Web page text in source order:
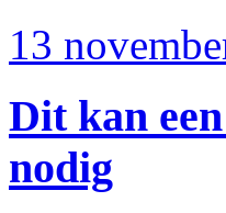
13
Dit kan
nodig